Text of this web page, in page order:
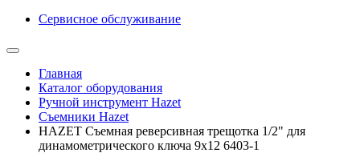
Сервисное обслуживание
Главная
Каталог оборудования
Ручной инструмент Hazet
Съемники Hazet
HAZET Съемная реверсивная трещотка 1/2" для
динамометрического ключа 9х12 6403-1